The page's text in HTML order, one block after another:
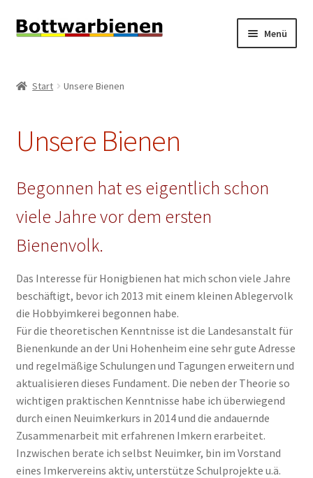
Zur
Zum
Menü
INFORMATIONEN
Unsere Bienen
Das “Terroir” der Bottwarbienen
Zugriff auf die Bienenstockwaagen bei den
Fotogalerie
Videos
miteinander e.V.
KONTAKT
IMPRESSUM
öffnen
Start Unsere Bienen
Unsere Bienen
Begonnen hat es eigentlich schon
viele Jahre vor dem ersten
Bienenvolk.
Das Interesse für Honigbienen hat mich schon viele Jahre
beschäftigt, bevor ich 2013 mit einem kleinen Ablegervolk
die Hobbyimkerei begonnen habe.
Für die theoretischen Kenntnisse ist die Landesanstalt für
Bienenkunde an der Uni Hohenheim eine sehr gute Adresse
und regelmäßige Schulungen und Tagungen erweitern und
aktualisieren dieses Fundament. Die neben der Theorie so
wichtigen praktischen Kenntnisse habe ich überwiegend
durch einen Neuimkerkurs in 2014 und die andauernde
Zusammenarbeit mit erfahrenen Imkern erarbeitet.
Inzwischen berate ich selbst Neuimker, bin im Vorstand
eines Imkervereins aktiv, unterstütze Schulprojekte u.ä.